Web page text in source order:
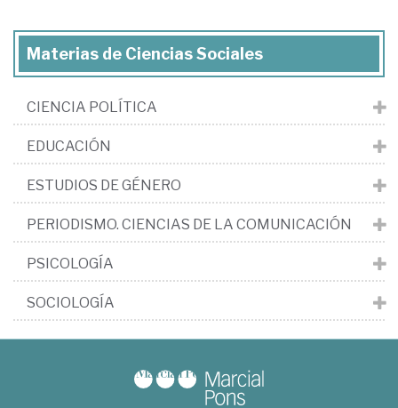
Materias de Ciencias Sociales
CIENCIA POLÍTICA
EDUCACIÓN
ESTUDIOS DE GÉNERO
PERIODISMO. CIENCIAS DE LA COMUNICACIÓN
PSICOLOGÍA
SOCIOLOGÍA